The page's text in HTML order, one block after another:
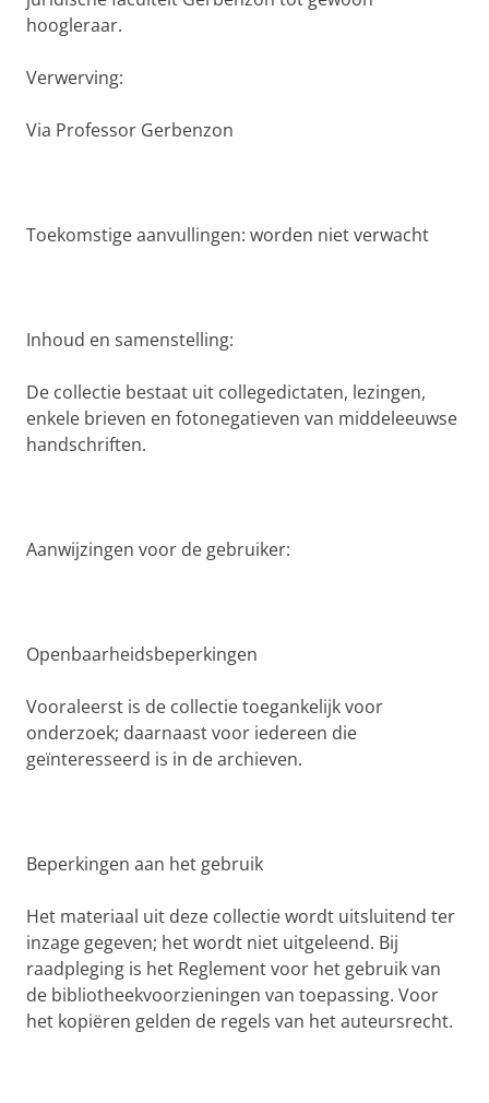
hoogleraar.
Verwerving:
Via Professor Gerbenzon
Toekomstige aanvullingen: worden niet verwacht
Inhoud en samenstelling:
De collectie bestaat uit collegedictaten, lezingen,
enkele brieven en fotonegatieven van middeleeuwse
handschriften.
Aanwijzingen voor de gebruiker:
Openbaarheidsbeperkingen
Vooraleerst is de collectie toegankelijk voor
onderzoek; daarnaast voor iedereen die
geïnteresseerd is in de archieven.
Beperkingen aan het gebruik
Het materiaal uit deze collectie wordt uitsluitend ter
inzage gegeven; het wordt niet uitgeleend. Bij
raadpleging is het Reglement voor het gebruik van
de bibliotheekvoorzieningen van toepassing. Voor
het kopiëren gelden de regels van het auteursrecht.